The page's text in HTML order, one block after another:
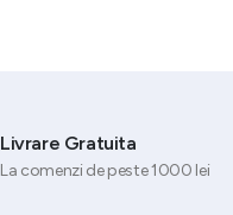
Livrare Gratuita
La comenzi de peste 1000 lei